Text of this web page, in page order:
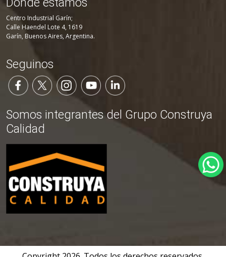
Centro Industrial Garín;
Calle Haendel Lote 4, 1619
Garín, Buenos Aires, Argentina.
Seguinos
Somos integrantes del Grupo Construya
Calidad